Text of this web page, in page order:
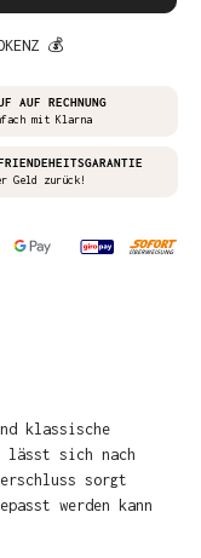
💰
AUF RECHNUNG
mit Klarna
Geld zurück!
klassische
lässt sich nach
sorgt
werden kann